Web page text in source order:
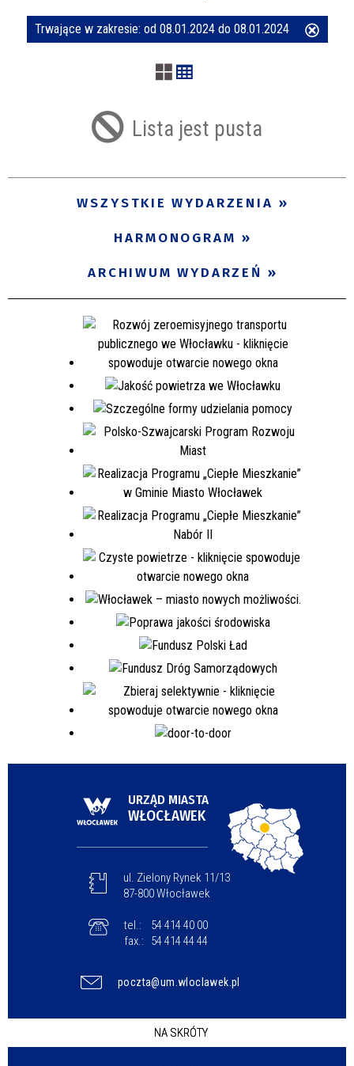
Szukana fraza
Trwające w zakresie: od 08.01.2024 do 08.01.2024
Lista jest pusta
WSZYSTKIE WYDARZENIA
HARMONOGRAM
ARCHIWUM WYDARZEŃ
URZĄD MIASTA
WŁOCŁAWEK
ul. Zielony Rynek 11/13
87-800 Włocławek
tel.:
54 414 40 00
fax.:
54 414 44 44
poczta@um.wloclawek.pl
NA SKRÓTY